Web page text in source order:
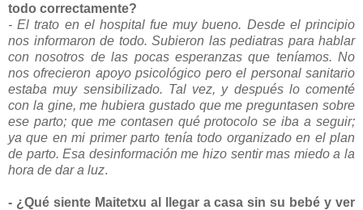
todo correctamente?
- El trato en el hospital fue muy bueno. Desde el principio
nos informaron de todo. Subieron las pediatras para hablar
con nosotros de las pocas esperanzas que teníamos. No
nos ofrecieron apoyo psicológico pero el personal sanitario
estaba muy sensibilizado. Tal vez, y después lo comenté
con la gine, me hubiera gustado que me preguntasen sobre
ese parto; que me contasen qué protocolo se iba a seguir;
ya que en mi primer parto tenía todo organizado en el plan
de parto. Esa desinformación me hizo sentir mas miedo a la
hora de dar a luz.
- ¿Qué siente Maitetxu al llegar a casa sin su bebé y ver